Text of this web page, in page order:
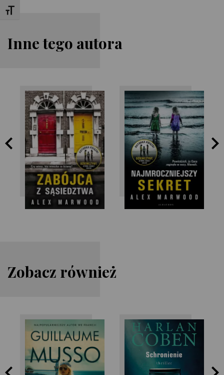
Toggle Font size
Inne tego autora
Alex Marwood Alex Marwood
Zobacz również
Guillaume Musso Harlan Coben